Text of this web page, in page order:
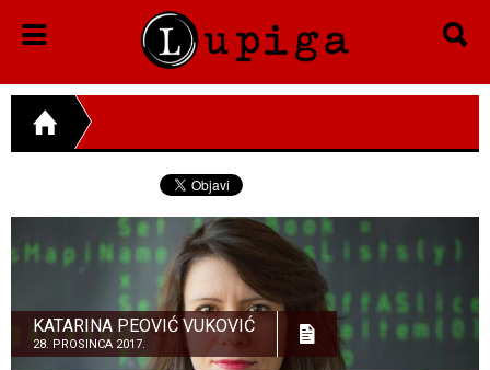
KATARINA PEOVIĆ VUKOVIĆ
28. PROSINCA 2017.